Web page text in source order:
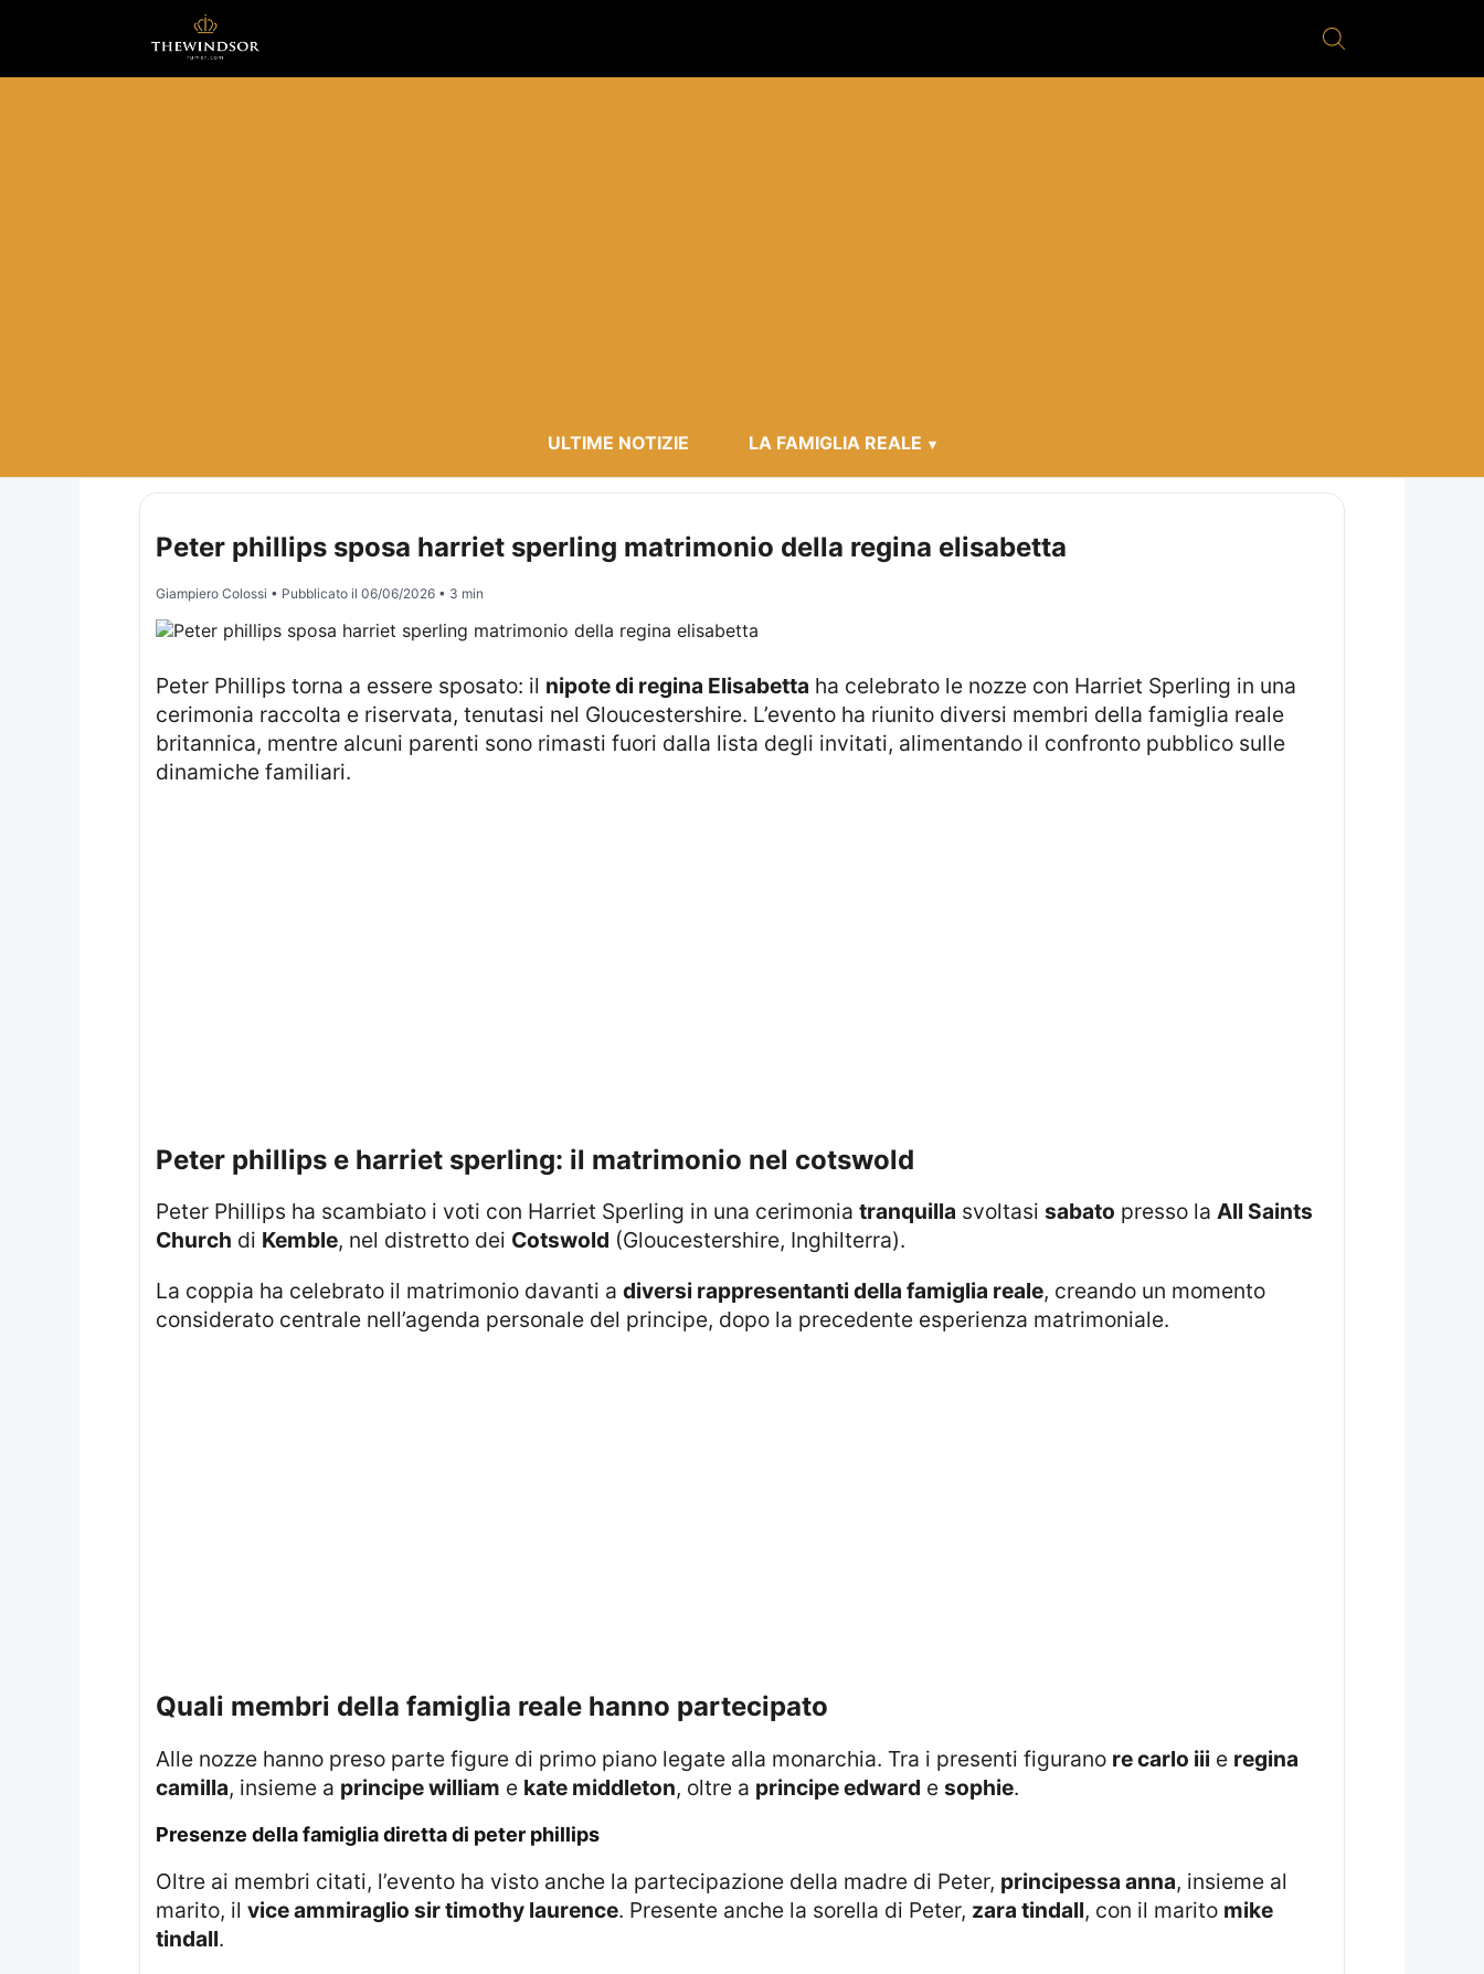
ULTIME NOTIZIE LA FAMIGLIA REALE
Peter phillips sposa harriet sperling matrimonio della regina elisabetta
Giampiero Colossi • Pubblicato il 06/06/2026• 3 min
Peter Phillips torna a essere sposato: il nipote di regina Elisabetta ha celebrato le nozze con Harriet Sperling in una
cerimonia raccolta e riservata, tenutasi nel Gloucestershire. L’evento ha riunito diversi membri della famiglia reale
britannica, mentre alcuni parenti sono rimasti fuori dalla lista degli invitati, alimentando il confronto pubblico sulle
dinamiche familiari.
peter phillips e harriet sperling: il matrimonio nel cotswold
Peter Phillips ha scambiato i voti con Harriet Sperling in una cerimonia tranquilla svoltasi sabato presso la All Saints
Church di Kemble, nel distretto dei Cotswold (Gloucestershire, Inghilterra).
La coppia ha celebrato il matrimonio davanti a diversi rappresentanti della famiglia reale, creando un momento
considerato centrale nell’agenda personale del principe, dopo la precedente esperienza matrimoniale.
quali membri della famiglia reale hanno partecipato
Alle nozze hanno preso parte figure di primo piano legate alla monarchia. Tra i presenti figurano re carlo iii e regina
camilla, insieme a principe william e kate middleton, oltre a principe edward e sophie.
presenze della famiglia diretta di peter phillips
Oltre ai membri citati, l’evento ha visto anche la partecipazione della madre di Peter, principessa anna, insieme al
marito, il vice ammiraglio sir timothy laurence. Presente anche la sorella di Peter, zara tindall, con il marito mike
tindall.